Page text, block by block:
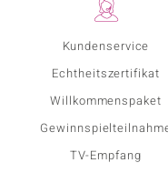
Kundenservice
Echtheitszertifikat
Willkommenspaket
TV-Empfang